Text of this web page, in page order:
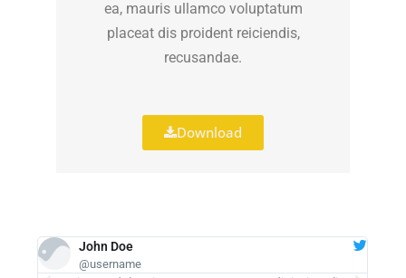
ea, mauris ullamco voluptatum
placeat dis proident reiciendis,
recusandae.
Download
John Doe
@username